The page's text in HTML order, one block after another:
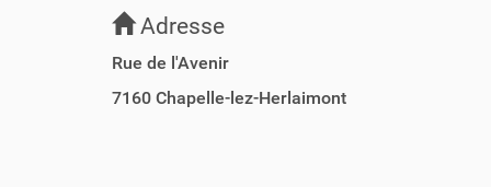
Adresse
Rue de l'Avenir
7160 Chapelle-lez-Herlaimont